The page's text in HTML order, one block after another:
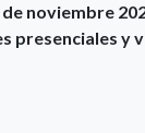
de noviembre
presenciales y